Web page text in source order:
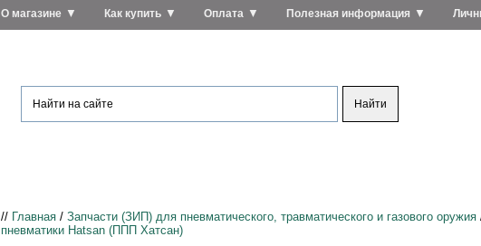
О магазине▼ Как купить▼ Оплата ▼ Полезная информация ▼
// Главная / Запчасти (ЗИП) для пневматического, травматического и газового оружия
пневматики Hatsan (ППП Хатсан)